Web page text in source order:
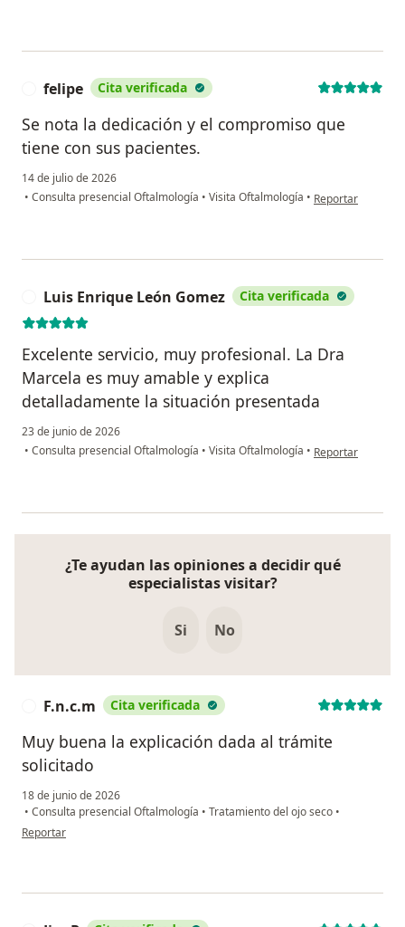
felipe Cita verificada
Se nota la dedicación y el compromiso que
tiene con sus pacientes.
14 de julio de 2026
• Consulta presencial Oftalmología • Visita Oftalmología • en opinión del
Reportar
Luis Enrique León Gomez Cita verificada
Excelente servicio, muy profesional. La Dra
Marcela es muy amable y explica
detalladamente la situación presentada
23 de junio de 2026
• Consulta presencial Oftalmología • Visita Oftalmología • en opinión del
Reportar
¿Te ayudan las opiniones a decidir qué
especialistas visitar?
Si No
F.n.c.m Cita verificada
Muy buena la explicación dada al trámite
solicitado
18 de junio de 2026
• Consulta presencial Oftalmología • Tratamiento del ojo seco •
en opinión del usuario F.n.c.m
Reportar